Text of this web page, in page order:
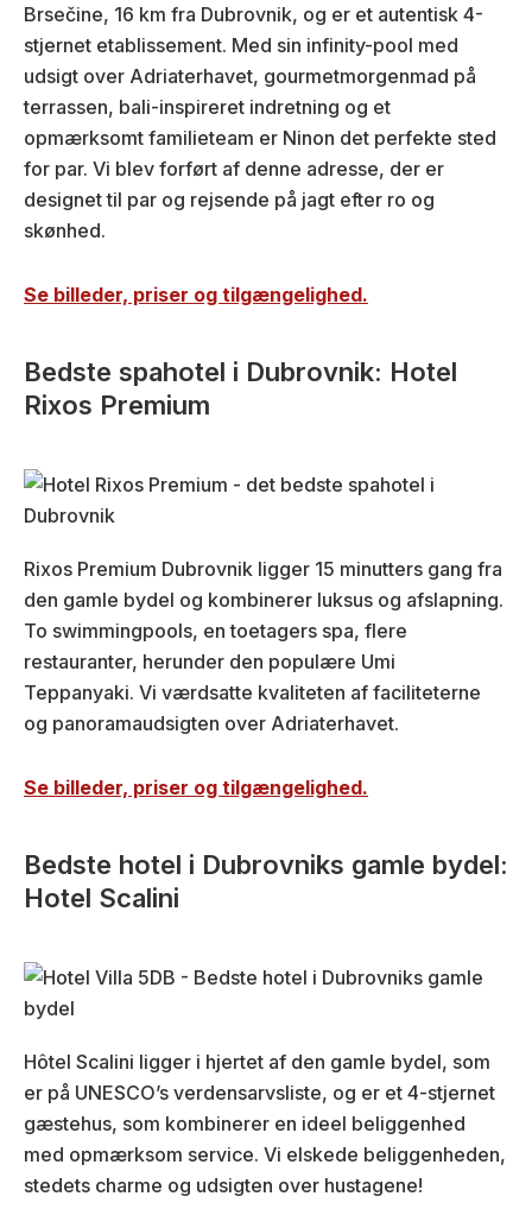
Brsečine, 16 km fra Dubrovnik, og er et autentisk 4-
stjernet etablissement. Med sin infinity-pool med
udsigt over Adriaterhavet, gourmetmorgenmad på
terrassen, bali-inspireret indretning og et
opmærksomt familieteam er Ninon det perfekte sted
for par. Vi blev forført af denne adresse, der er
designet til par og rejsende på jagt efter ro og
skønhed.
Se billeder, priser og tilgængelighed.
Bedste spahotel i Dubrovnik: Hotel
Rixos Premium
Rixos Premium Dubrovnik ligger 15 minutters gang fra
den gamle bydel og kombinerer luksus og afslapning.
To swimmingpools, en toetagers spa, flere
restauranter, herunder den populære Umi
Teppanyaki. Vi værdsatte kvaliteten af faciliteterne
og panoramaudsigten over Adriaterhavet.
Se billeder, priser og tilgængelighed.
Bedste hotel i Dubrovniks gamle bydel:
Hotel Scalini
Hôtel Scalini ligger i hjertet af den gamle bydel, som
er på UNESCO’s verdensarvsliste, og er et 4-stjernet
gæstehus, som kombinerer en ideel beliggenhed
med opmærksom service. Vi elskede beliggenheden,
stedets charme og udsigten over hustagene!